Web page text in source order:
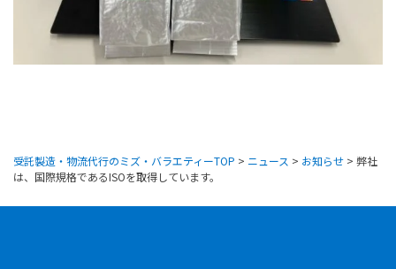
受託製造・物流代行のミズ・バラエティーTOP > ニュース > お知らせ > 弊社
は、国際規格であるISOを取得しています。